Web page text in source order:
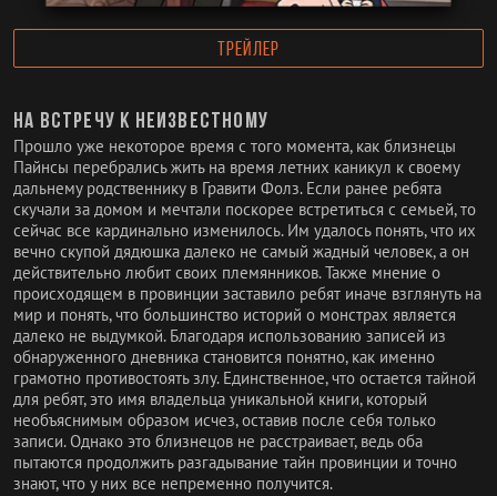
ТРЕЙЛЕР
На встречу к неизвестному
Прошло уже некоторое время с того момента, как близнецы
Пайнсы перебрались жить на время летних каникул к своему
дальнему родственнику в Гравити Фолз. Если ранее ребята
скучали за домом и мечтали поскорее встретиться с семьей, то
сейчас все кардинально изменилось. Им удалось понять, что их
вечно скупой дядюшка далеко не самый жадный человек, а он
действительно любит своих племянников. Также мнение о
происходящем в провинции заставило ребят иначе взглянуть на
мир и понять, что большинство историй о монстрах является
далеко не выдумкой. Благодаря использованию записей из
обнаруженного дневника становится понятно, как именно
грамотно противостоять злу. Единственное, что остается тайной
для ребят, это имя владельца уникальной книги, который
необъяснимым образом исчез, оставив после себя только
записи. Однако это близнецов не расстраивает, ведь оба
пытаются продолжить разгадывание тайн провинции и точно
знают, что у них все непременно получится.